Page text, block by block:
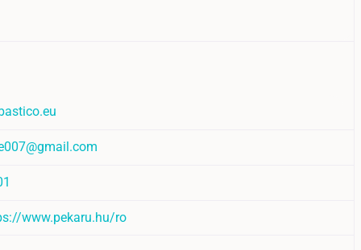
www.pekaru.hu/ro